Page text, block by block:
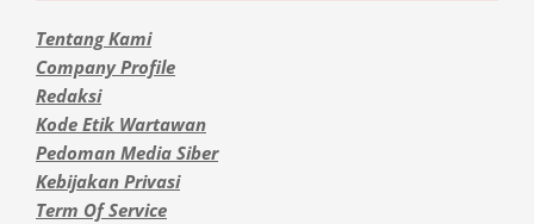
Tentang Kami
Company Profile
Redaksi
Kode Etik Wartawan
Pedoman Media Siber
Kebijakan Privasi
Term Of Service